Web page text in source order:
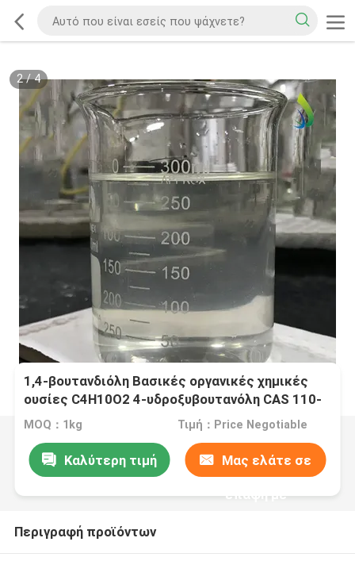
2/4
1,4-βουτανδιόλη Βασικές οργανικές χημικές
ουσίες C4H10O2 4-υδροξυβουτανόλη CAS 110-
63-4
MOQ：1kg Τιμή：Price Negotiable
Καλύτερη τιμή Μας ελάτε σε
επαφή με
Περιγραφή προϊόντων